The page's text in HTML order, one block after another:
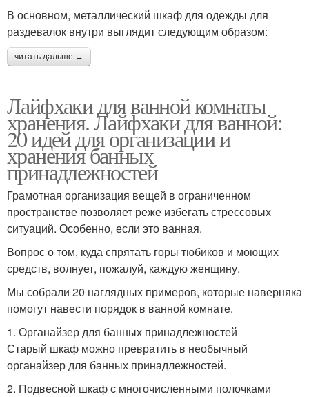
В основном, металлический шкаф для одежды для
раздевалок внутри выглядит следующим образом:
читать дальше →
Лайфхаки для ванной комнаты
хранения. Лайфхаки для ванной:
20 идей для организации и
хранения банных
принадлежностей
Грамотная организация вещей в ограниченном
пространстве позволяет реже избегать стрессовых
ситуаций. Особенно, если это ванная.
Вопрос о том, куда спрятать горы тюбиков и моющих
средств, волнует, пожалуй, каждую женщину.
Мы собрали 20 наглядных примеров, которые наверняка
помогут навести порядок в ванной комнате.
1. Органайзер для банных принадлежностей
Старый шкаф можно превратить в необычный
органайзер для банных принадлежностей.
2. Подвесной шкаф с многочисленными полочками